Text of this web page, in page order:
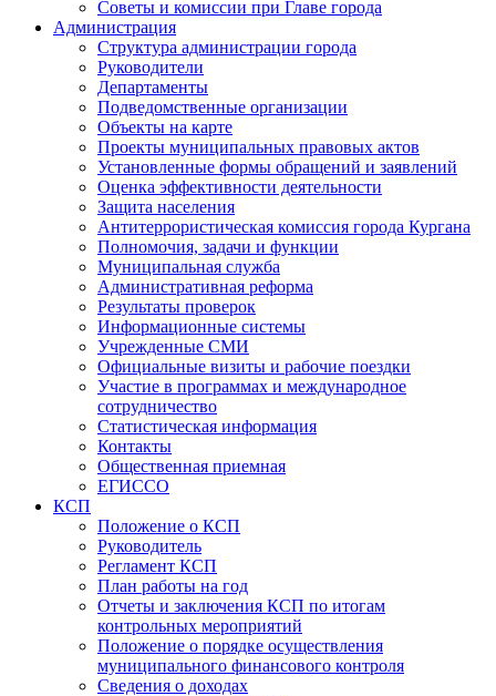
Советы и комиссии при Главе города
Администрация
Структура администрации города
Руководители
Департаменты
Подведомственные организации
Объекты на карте
Проекты муниципальных правовых актов
Установленные формы обращений и заявлений
Оценка эффективности деятельности
Защита населения
Антитеррористическая комиссия города Кургана
Полномочия, задачи и функции
Муниципальная служба
Административная реформа
Результаты проверок
Информационные системы
Учрежденные СМИ
Официальные визиты и рабочие поездки
Участие в программах и международное
сотрудничество
Статистическая информация
Контакты
Общественная приемная
ЕГИССО
КСП
Положение о КСП
Руководитель
Регламент КСП
План работы на год
Отчеты и заключения КСП по итогам
контрольных мероприятий
Положение о порядке осуществления
муниципального финансового контроля
Сведения о доходах